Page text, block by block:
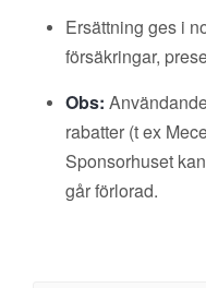
Ersättning ges i
försäkringar,
Obs:
rabatter (t ex
Sponsorhuset
går förlorad.